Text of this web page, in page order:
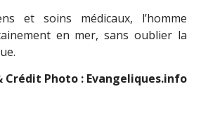
et soins médicaux, l’homme
en mer, sans oublier la
Crédit Photo : Evangeliques.info